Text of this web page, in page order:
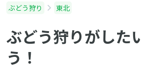
ぶどう狩り 東北
ぶどう狩りがした
う！